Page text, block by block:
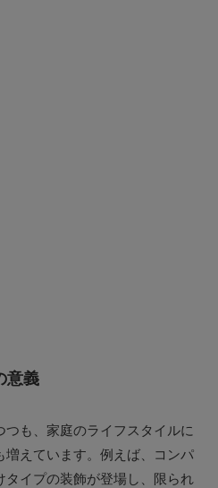
意義
も、家庭のライフスタイルに
えています。例えば、コンパ
タイプの装飾が登場し、限られ